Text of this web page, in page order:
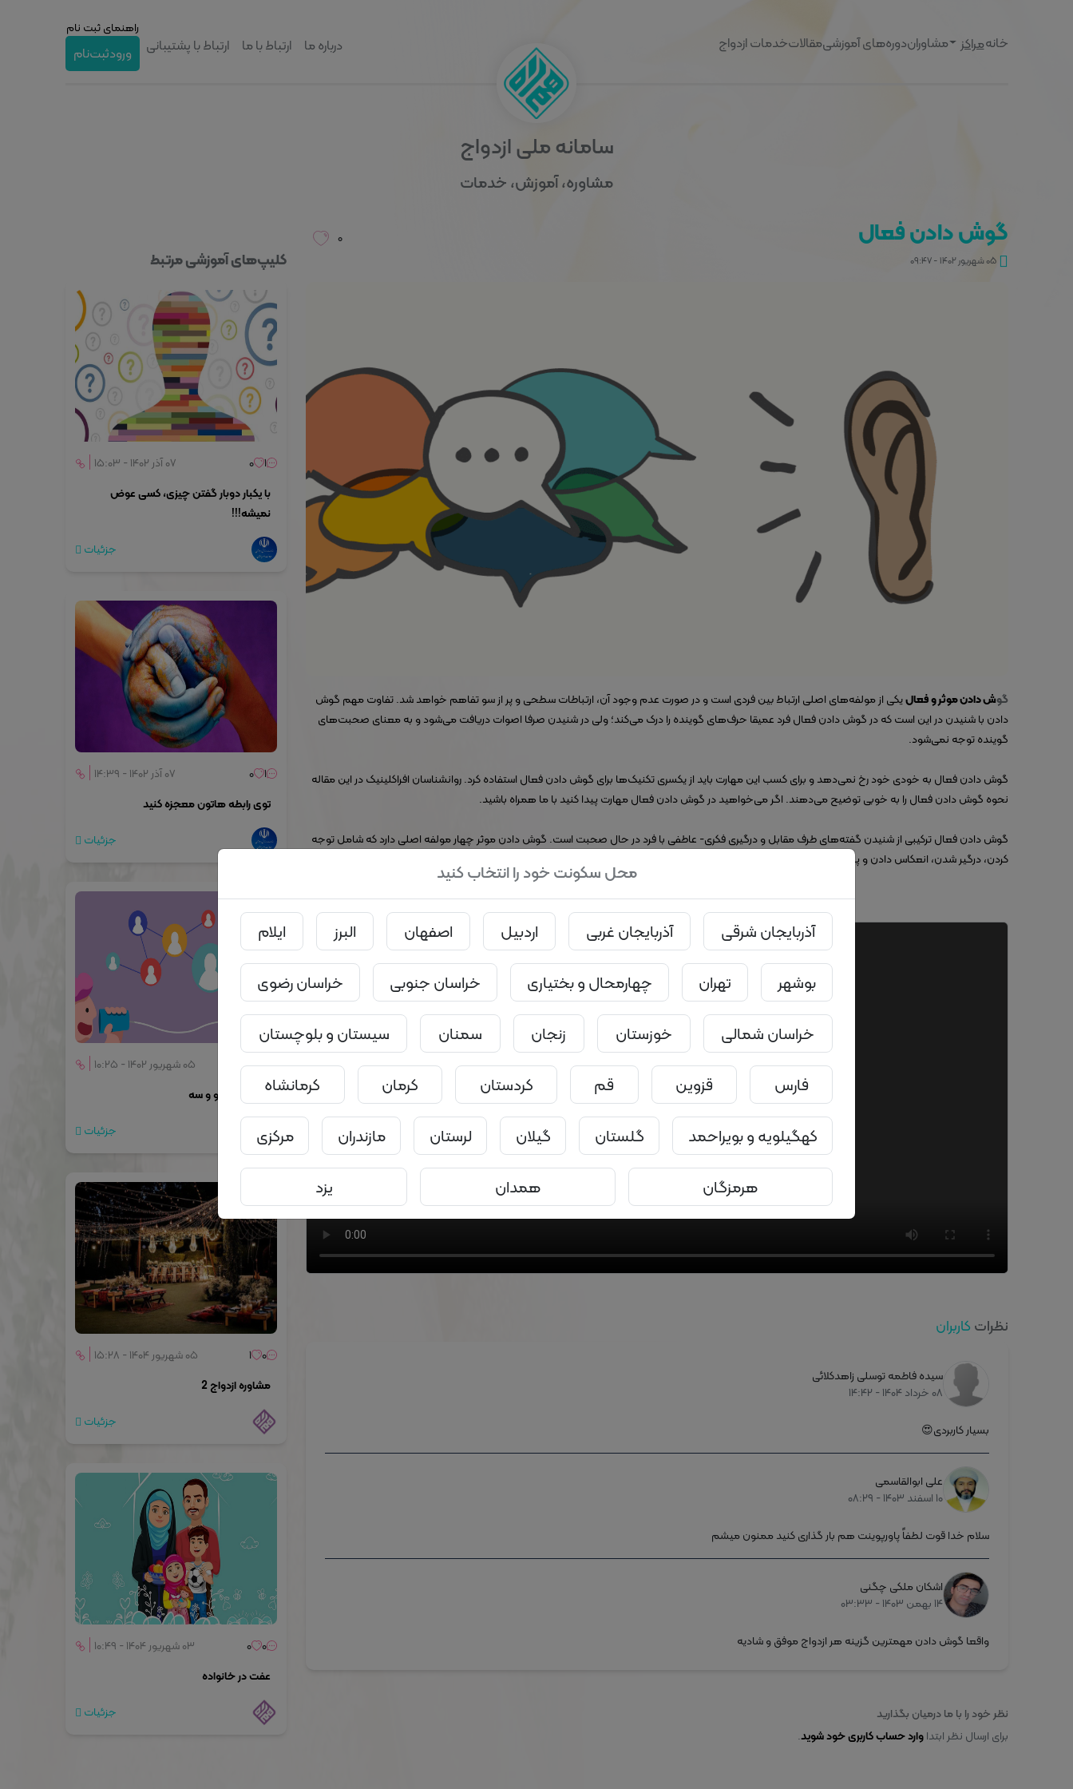
خانهمراکز مشاوراندوره‌های آموزشیمقالاتخدمات ازدواج درباره ما ارتباط با ما ارتباط با پشتیبانی
راهنمای ثبت نام
ورودثبت‌نام
سامانه ملی ازدواج
مشاوره، آموزش، خدمات
گوش دادن فعال
۰۵ شهریور ۱۴۰۲ - ۰۹:۴۷
۰
گوش دادن موثر و فعالیکی از مولفه‌های اصلی ارتباط بین فردی است و در صورت عدم وجود آن، ارتباطات سطحی و پر از سو تفاهم خواهد شد. تفاوت مهم گوش
دادن با شنیدن در این است که در گوش دادن فعال فرد عمیقا حرف‌های گوینده را درک می‌کند؛ ولی در شنیدن صرفا اصوات دریافت می‌شود و به معنای صحبت‌های
گوینده توجه نمی‌شود.
گوش دادن فعال به خودی خود رخ نمی‌دهد و برای کسب این مهارت باید از یکسری تکنیک‌ها برای گوش دادن فعال استفاده کرد. روانشناسان افراکلینیک در این مقاله
نحوه گوش دادن فعال را به خوبی توضیح می‌دهند. اگر می‌خواهید در گوش دادن فعال مهارت پیدا کنید با ما همراه باشید.
گوش دادن فعال ترکیبی از شنیدن گفته‌های طرف مقابل و درگیری فکری- عاطفی با فرد در حال صحبت است. گوش دادن موثر چهار مولفه اصلی دارد که شامل توجه
کردن، درگیر شدن، انعکاس دادن و پیگیری کردن است. برای شنونده فعال و موثر بودن، توجه کردن اولین و مهم‌ترین مولفه است.
نظرات کاربران
سیده فاطمه توسلی زاهدکلائی
۰۸ خرداد ۱۴۰۴ - ۱۴:۴۲
بسیار کاربردی😍
علی ابوالقاسمی
۱۰ اسفند ۱۴۰۳ - ۰۸:۲۹
سلام خدا قوت لطفاً پاورپوینت هم بار گذاری کنید ممنون میشم
اشکان ملکی چگنی
۱۴ بهمن ۱۴۰۳ - ۰۳:۳۳
واقعا گوش دادن مهمترین گزینه هر ازدواج موفق و شادیه
نظر خود را با ما درمیان بگذارید
برای ارسال نظر ابتداوارد حساب کاربری خود شوید.
کلیپ‌های آموزشی مرتبط
۱ ۰ ۰۷ آذر ۱۴۰۲ - ۱۵:۰۳
با یکبار دوبار گفتن چیزی، کسی عوض
نمیشه!!!
جزئیات
۱ ۰ ۰۷ آذر ۱۴۰۲ - ۱۴:۳۹
توی رابطه هاتون معجزه کنید
جزئیات
۰ ۰ ۰۵ شهریور ۱۴۰۲ - ۱۰:۲۵
مهارت یک دو و سه
جزئیات
۰ ۱ ۰۵ شهریور ۱۴۰۴ - ۱۵:۲۸
مشاوره ازدواج 2
جزئیات
۰ ۰ ۰۳ شهریور ۱۴۰۴ - ۱۰:۴۹
عفت در خانواده
جزئیات
محل سکونت خود را انتخاب کنید
آذربایجان شرقی آذربایجان غربی اردبیل اصفهان البرز
ایلام
بوشهر
تهران چهارمحال و بختیاری خراسان جنوبی
خراسان رضوی
خراسان شمالی
خوزستان زنجان سمنان
سیستان و بلوچستان
فارس
قزوین قم کردستان کرمان
کرمانشاه
کهگیلویه و بویراحمد
گلستان گیلان لرستان مازندران
مرکزی
هرمزگان
همدان یزد